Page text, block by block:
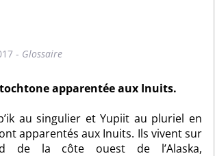
- Glossaire
apparentée aux Inuits.
au singulier et Yupiit au pluriel en
apparentés aux Inuits. Ils vivent sur
de la côte ouest de l’Alaska,